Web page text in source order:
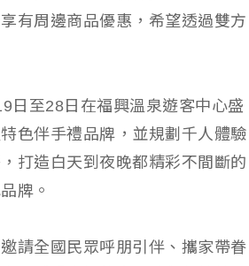
有周邊商品優惠，希望透過雙方
日至28日在福興溫泉遊客中心盛
色伴手禮品牌，並規劃千人體驗
打造白天到夜晚都精彩不間斷的
牌。
請全國民眾呼朋引伴、攜家帶眷